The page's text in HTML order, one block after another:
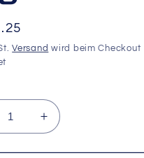
Versand wird beim Checkout
Erhöhe
die
Menge